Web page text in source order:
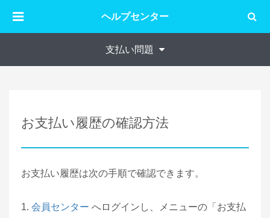
ヘルプセンター
支払い問題
お支払い履歴の確認方法
お支払い履歴は次の手順で確認できます。
1. 会員センター へログインし、メニューの「お支払